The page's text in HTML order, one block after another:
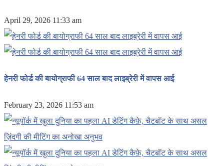
April 29, 2026 11:33 am
हेनरी फोर्ड की बायोग्राफी 64 साल बाद लाइब्रेरी में वापस आई
February 23, 2026 11:53 am